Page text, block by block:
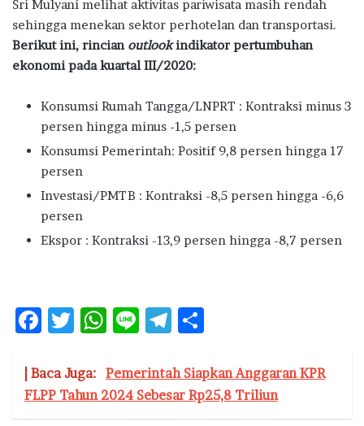
Sri Mulyani melihat aktivitas pariwisata masih rendah
sehingga menekan sektor perhotelan dan transportasi.
Berikut ini, rincian outlookindikator pertumbuhan
ekonomi pada kuartal III/2020:
Konsumsi Rumah Tangga/LNPRT : Kontraksi minus 3
persen hingga minus -1,5 persen
Konsumsi Pemerintah: Positif 9,8 persen hingga 17
persen
Investasi/PMTB : Kontraksi -8,5 persen hingga -6,6
persen
Ekspor : Kontraksi -13,9 persen hingga -8,7 persen
F
e
b
T
it
te
W
at
s
Li
e
T
e
g
ar
e
| Baca Juga: Pemerintah Siapkan Anggaran KPR
FLPP Tahun 2024 Sebesar Rp25,8 Triliun